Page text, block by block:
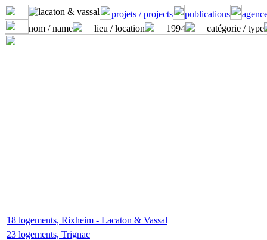
projets / projects publications
nom / name
lieu / location 1994 catégorie / type
18 logements, Rixheim - Lacaton & Vassal
23 logements, Trignac